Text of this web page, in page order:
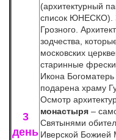
3
день
(архитектурный
список ЮНЕСКО).
Грозного.
зодчества,
московских
старинные
Икона
подарена храму
Осмотр
монастыря –
Святынями
Иверской Божией